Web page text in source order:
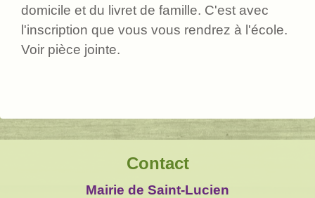
domicile et du livret de famille. C'est avec
l'inscription que vous vous rendrez à l'école.
Voir pièce jointe.
Contact
Mairie de Saint-Lucien